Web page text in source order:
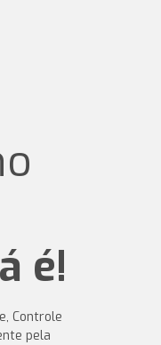
é!
Controle
pela